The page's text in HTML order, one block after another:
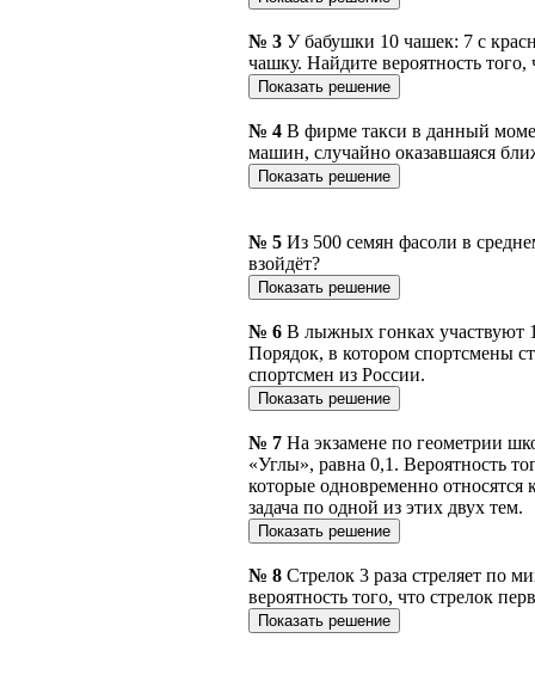
№ 3 У бабушки 10 чашек: 7 с
чашку. Найдите вероятность
№ 4 В фирме такси в данный
машин, случайно оказавшаяся
№ 5 Из 500 семян фасоли в
взойдёт?
№ 6 В лыжных гонках участвуют
Порядок, в котором спортсмены
спортсмен из России.
№ 7 На экзамене по геометрии
«Углы», равна 0,1. Вероятность
которые одновременно относятся
задача по одной из этих двух тем.
№ 8 Стрелок 3 раза стреляет по
вероятность того, что стрелок